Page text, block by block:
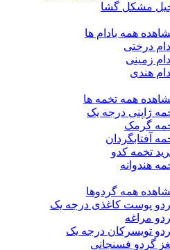
مشکل گشا
همه بادام ها
درختی
زمینی
هندی
همه تخمه ها
ژاپنی درجه یک
گرمک
آفتابگردان
تخمه کدو
هندوانه
همه گردوها
پوست کاغذی درجه یک
مراغه
تویسرکان درجه یک
گردو فسنجانی